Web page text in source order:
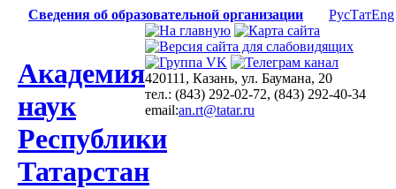
Сведения об образовательной организации РусТатEng
Академия
наук
Республики
Татарстан
420111, Казань, ул. Баумана, 20
тел.: (843) 292-02-72, (843) 292-40-34
email:an.rt@tatar.ru